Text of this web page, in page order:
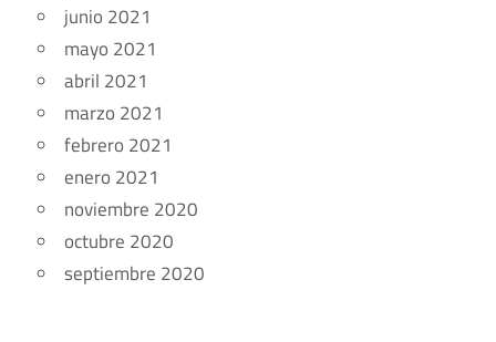
junio 2021
mayo 2021
abril 2021
marzo 2021
febrero 2021
enero 2021
noviembre 2020
octubre 2020
septiembre 2020